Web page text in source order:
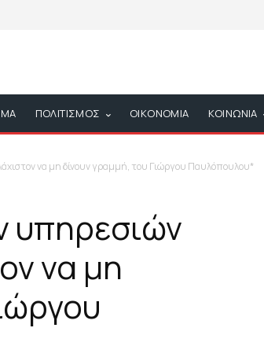
ΠΟΛΙΤΙΣΜΟΣ ΟΙΚΟΝΟΜΙΑ ΚΟΙΝΩΝΙΑ
να μη δίνουν γραμμή, του Γιώργου Παυλόπουλου*
υπηρεσιών
να μη